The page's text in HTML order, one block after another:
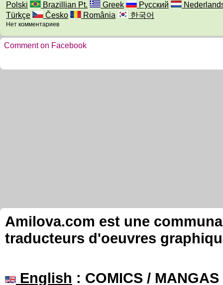
Polski
Brazillian Pt. Greek Русский
Türkçe
Česko România 한국어
Нет комментариев
Comment on Facebook
Amilova.com est une
traducteurs d'oeuvres
English : COMICS /